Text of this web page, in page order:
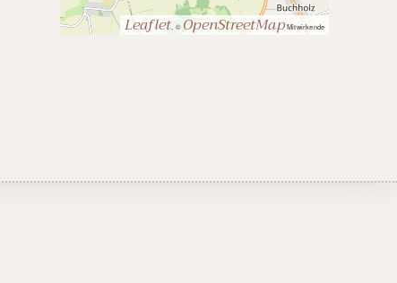
Leaflet , © OpenStreetMapMitwirkende